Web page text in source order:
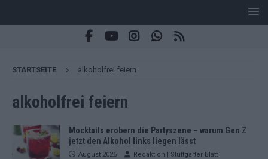
STARTSEITE alkoholfrei feiern
alkoholfrei feiern
Mocktails erobern die Partyszene – warum Gen Z
jetzt den Alkohol links liegen lässt
August 2025 Redaktion | Stuttgarter Blatt